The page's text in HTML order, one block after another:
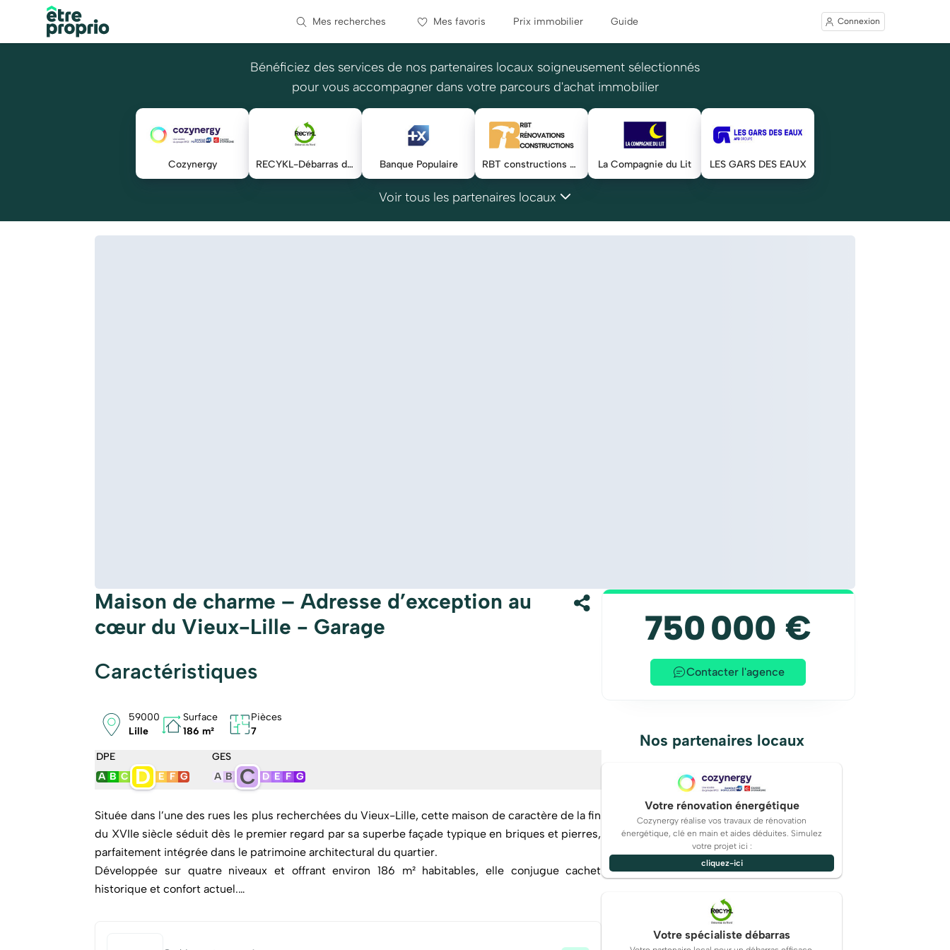
Mes recherches Mes favoris Prix immobilier Guide Connexion
Bénéficiez des services de nos partenaires locaux soigneusement sélectionnés
pour vous accompagner dans votre parcours d'achat immobilier
Cozynergy RECYKL-Débarras du Nord Banque Populaire RBT constructions & rénovations tout corps d'état La Compagnie du Lit LES GARS DES EAUX
Voir tous les partenaires locaux
Maison de charme – Adresse d’exception au
cœur du Vieux-Lille - Garage
Caractéristiques
59000
Lille
Surface
186 m²
Pièces
7
DPE
A B C D E F G
GES
A B C D E F G
Située dans l’une des rues les plus recherchées du Vieux-Lille, cette maison de caractère de la fin
du XVIIe siècle séduit dès le premier regard par sa superbe façade typique en briques et pierres,
parfaitement intégrée dans le patrimoine architectural du quartier.
Développée sur quatre niveaux et offrant environ 186 m² habitables, elle conjugue cachet
historique et confort actuel.
750 000 €
Contacter l'agence
Nos partenaires locaux
Votre rénovation énergétique
Cozynergy réalise vos travaux de rénovation
énergétique, clé en main et aides déduites. Simulez
votre projet ici :
cliquez-ici
Votre spécialiste débarras